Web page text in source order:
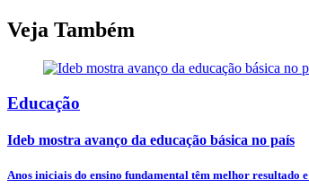
Veja Também
Educação
Ideb mostra avanço da educação básica no país
Anos iniciais do ensino fundamental têm melhor resultado